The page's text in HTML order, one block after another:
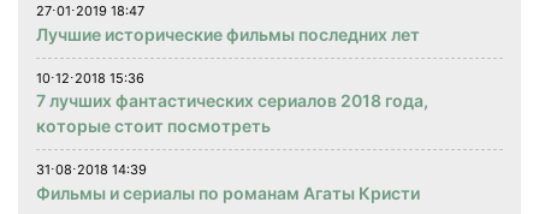
27⋅01⋅2019 18:47
Лучшие исторические фильмы последних лет
10⋅12⋅2018 15:36
7 лучших фантастических сериалов 2018 года,
которые стоит посмотреть
31⋅08⋅2018 14:39
Фильмы и сериалы по романам Агаты Кристи